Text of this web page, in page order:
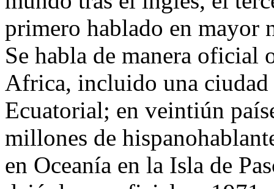
primero hablado en mayor
Se habla de manera
Africa, incluido una ciudad
Ecuatorial; en veintiún
millones de
en Oceanía en la Isla de